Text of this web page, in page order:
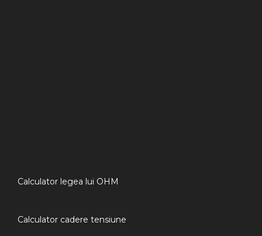
Calculator legea lui OHM
Calculator cadere tensiune